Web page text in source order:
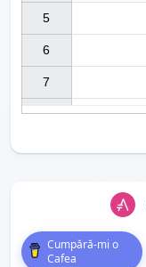
5
6
7
Cumpără-mi o
Cafea